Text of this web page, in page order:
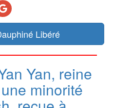
Libéré
Yan, reine
minorité